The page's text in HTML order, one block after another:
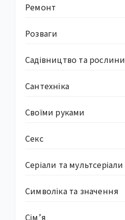
Ремонт
Розваги
Садівництво та рослини
Сантехніка
Своїми руками
Секс
Серіали та мультсеріали
Символіка та значення
Сім’я